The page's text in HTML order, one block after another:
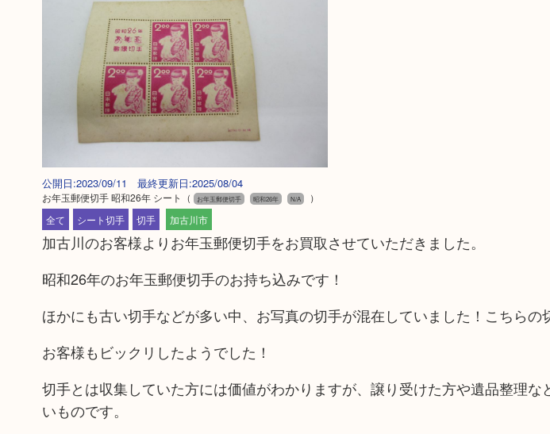
公開日:2023/09/11 最終更新日:2025/08/04
お年玉郵便切手 昭和26年 シート （ お年玉郵便切手 昭和26年 N/A
）
全て
シート切手 切手 加古川市
加古川のお客様よりお年玉郵便切手をお買取させていただきました。
昭和26年のお年玉郵便切手のお持ち込みです！
ほかにも古い切手などが多い中、お写真の切手が混在していました！こちらの
お客様もビックリしたようでした！
切手とは収集していた方には価値がわかりますが、譲り受けた方や遺品整理
いものです。